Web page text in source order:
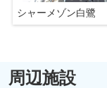
シャーメゾン白鷺
周辺施設